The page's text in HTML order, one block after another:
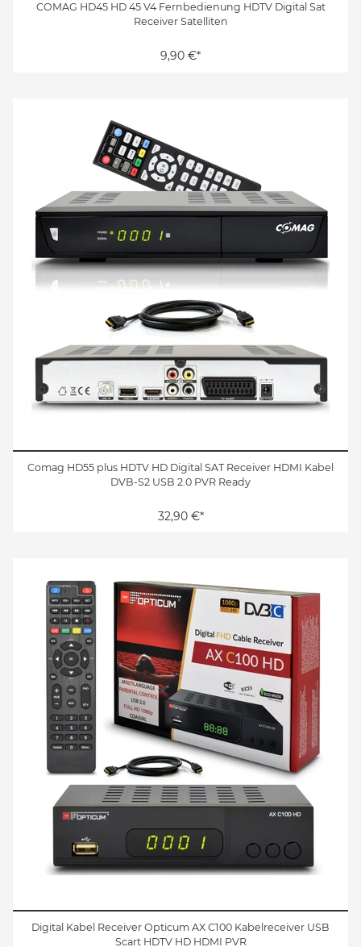
COMAG HD45 HD 45 V4 Fernbedienung HDTV Digital Sat
Receiver Satelliten
9,90 €*
Comag HD55 plus HDTV HD Digital SAT Receiver HDMI Kabel
DVB-S2 USB 2.0 PVR Ready
32,90 €*
Digital Kabel Receiver Opticum AX C100 Kabelreceiver USB
Scart HDTV HD HDMI PVR